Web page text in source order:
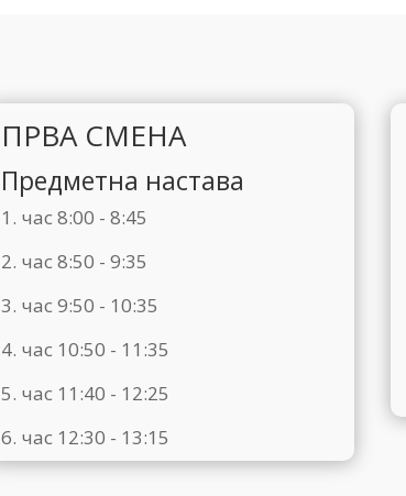
ПРВА СМЕНА
Предметна настава
1. час 8:00 - 8:45
2. час 8:50 - 9:35
3. час 9:50 - 10:35
4. час 10:50 - 11:35
5. час 11:40 - 12:25
6. час 12:30 - 13:15